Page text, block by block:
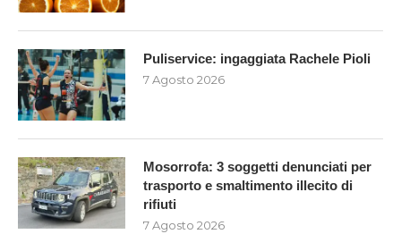
Puliservice: ingaggiata Rachele Pioli
7 Agosto 2026
Mosorrofa: 3 soggetti denunciati per
trasporto e smaltimento illecito di
rifiuti
7 Agosto 2026